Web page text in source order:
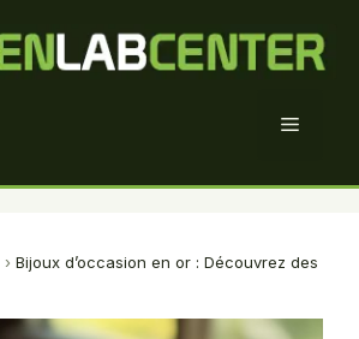
Menu
› Bijoux d’occasion en or : Découvrez des